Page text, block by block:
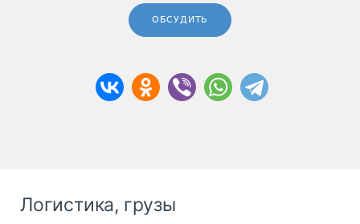
ОБСУДИТЬ
Логистика, грузы